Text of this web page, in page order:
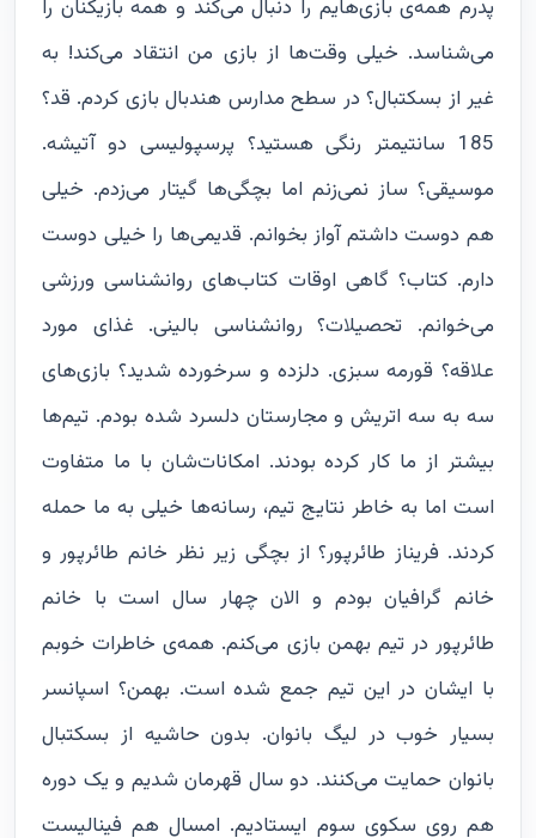
پدرم همه‌ی بازی‌هایم را دنبال می‌کند و همه بازیکنان را
می‌شناسد. خیلی وقت‌ها از بازی من انتقاد می‌کند! به
غیر از بسکتبال؟ در سطح مدارس هندبال بازی کردم. قد؟
185 سانتیمتر رنگی هستید؟ پرسپولیسی دو آتیشه.
موسیقی؟ ساز نمی‌زنم اما بچگی‌ها گیتار می‌زدم. خیلی
هم دوست داشتم آواز بخوانم. قدیمی‌ها را خیلی دوست
دارم. کتاب؟ گاهی اوقات کتاب‌های روانشناسی ورزشی
می‌خوانم. تحصیلات؟ روانشناسی بالینی. غذای مورد
علاقه؟ قورمه سبزی. دلزده و سرخورده شدید؟ بازی‌های
سه به سه اتریش و مجارستان دلسرد شده بودم. تیم‌ها
بیشتر از ما کار کرده بودند. امکانات‌شان با ما متفاوت
است اما به خاطر نتایج تیم، رسانه‌ها خیلی به ما حمله
کردند. فریناز طائرپور؟ از بچگی زیر نظر خانم طائرپور و
خانم گرافیان بودم و الان چهار سال است با خانم
طائرپور در تیم بهمن بازی می‌کنم. همه‌ی خاطرات خوبم
با ایشان در این تیم جمع شده است. بهمن؟ اسپانسر
بسیار خوب در لیگ بانوان. بدون حاشیه از بسکتبال
بانوان حمایت می‌کنند. دو سال قهرمان شدیم و یک دوره
هم روی سکوی سوم ایستادیم. امسال هم فینالیست